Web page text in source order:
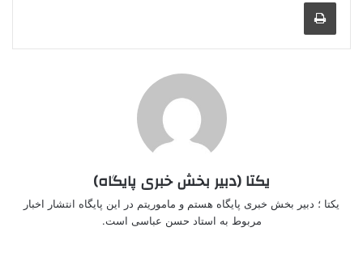
یکتا (دبیر بخش خبری پایگاه)
یکتا ؛ دبیر بخش خبری پایگاه هستم و ماموریتم در این پایگاه انتشار اخبار
مربوط به استاد حسن عباسی است.